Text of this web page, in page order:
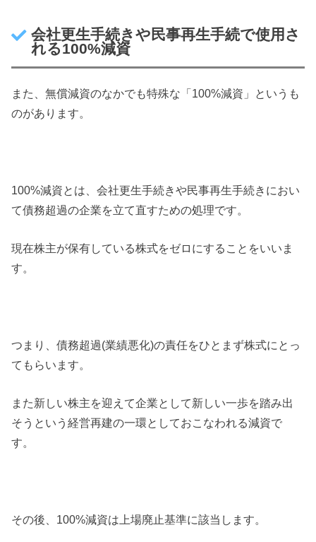
会社更生手続きや民事再生手続で使用さ
れる100%減資
また、無償減資のなかでも特殊な「100%減資」というも
のがあります。
100%減資とは、会社更生手続きや民事再生手続きにおい
て債務超過の企業を立て直すための処理です。
現在株主が保有している株式をゼロにすることをいいま
す。
つまり、債務超過(業績悪化)の責任をひとまず株式にとっ
てもらいます。
また新しい株主を迎えて企業として新しい一歩を踏み出
そうという経営再建の一環としておこなわれる減資で
す。
その後、100%減資は上場廃止基準に該当します。